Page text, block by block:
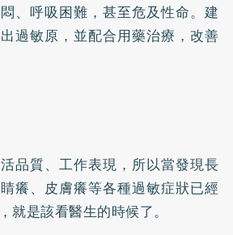
、呼吸困難，甚至危及性命。建
過敏原，並配合用藥治療，改善
品質、工作表現，所以當發現長
癢、皮膚癢等各種過敏症狀已經
就是該看醫生的時候了。